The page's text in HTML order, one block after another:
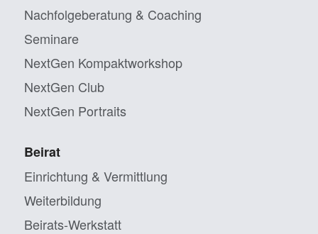
Nachfolgeberatung & Coaching
Seminare
NextGen Kompaktworkshop
NextGen Club
NextGen Portraits
Beirat
Einrichtung & Vermittlung
Weiterbildung
Beirats-Werkstatt